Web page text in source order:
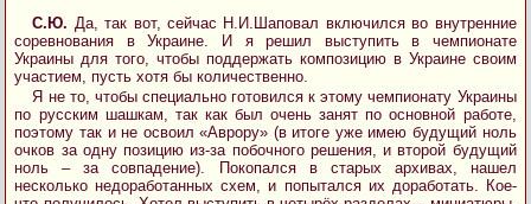
С.Ю. Да, так вот, сейчас Н.И.Шаповал включился во внутренние
соревнования в Украине. И я решил выступить в чемпионате
Украины для того, чтобы поддержать композицию в Украине своим
участием, пусть хотя бы количественно.
Я не то, чтобы специально готовился к этому чемпионату Украины
по русским шашкам, так как был очень занят по основной работе,
поэтому так и не освоил «Аврору» (в итоге уже имею будущий ноль
очков за одну позицию из-за побочного решения, и второй будущий
ноль – за совпадение). Покопался в старых архивах, нашел
несколько недоработанных схем, и попытался их доработать. Кое-